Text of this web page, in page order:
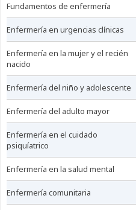
fundamentos de enfermería
enfermería en urgencias clínicas
enfermería en la mujer y el recién
nacido
enfermería del niño y adolescente
enfermería del adulto mayor
enfermería en el cuidado
psiquíatrico
enfermería en la salud mental
enfermería comunitaria